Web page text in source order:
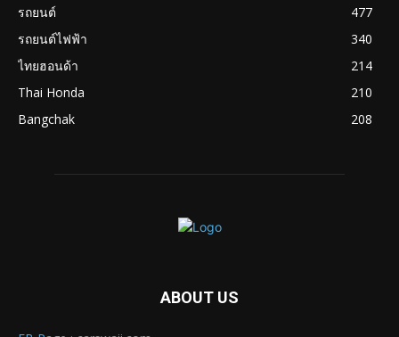
รถยนต์
477
รถยนต์ไฟฟ้า
340
ไทยฮอนด้า
214
Thai Honda
210
Bangchak
208
ABOUT US